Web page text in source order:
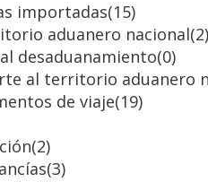
importadas(15)
aduanero nacional(2)
desaduanamiento(0)
al territorio aduanero
de viaje(19)
(2)
(3)